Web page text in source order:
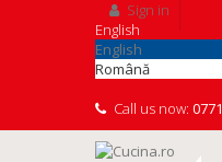
Sign in
English
English
Română
Call us now: